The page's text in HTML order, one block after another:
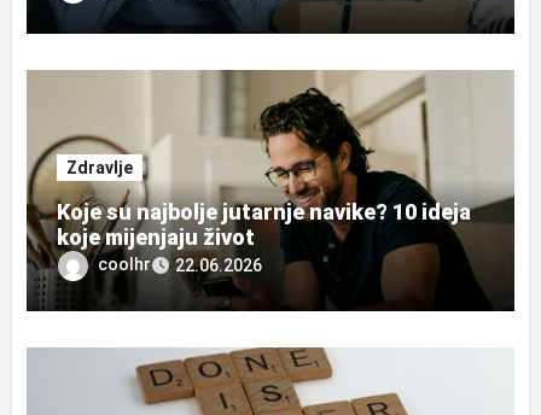
Zdravlje
Koje su najbolje jutarnje navike? 10 ideja
koje mijenjaju život
coolhr 22.06.2026